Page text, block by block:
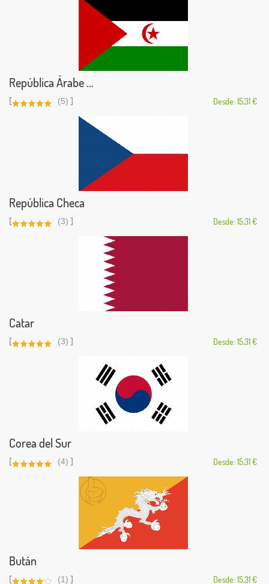
República Árabe ...
[ (5) ] Desde: 15,31 €
República Checa
[ (3) ] Desde: 15,31 €
Catar
[ (3) ] Desde: 15,31 €
Corea del Sur
[ (4) ] Desde: 15,31 €
Bután
[ (1) ] Desde: 15,31 €